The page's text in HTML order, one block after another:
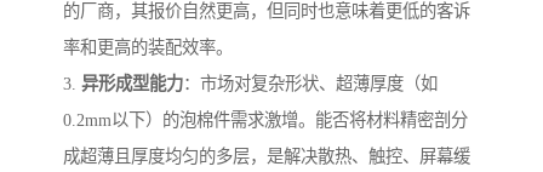
的厂商，其报价自然更高，但同时也意味着更低的客诉
率和更高的装配效率。
3. 异形成型能力：市场对复杂形状、超薄厚度（如
0.2mm以下）的泡棉件需求激增。能否将材料精密剖分
成超薄且厚度均匀的多层，是解决散热、触控、屏幕缓